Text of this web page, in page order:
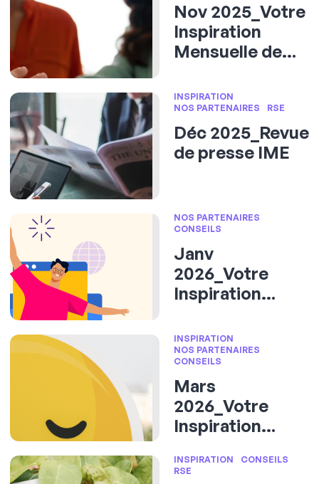
Nov 2025_Votre
Inspiration
Mensuelle de
INSPIRATION
NOS PARTENAIRES
RSE
Déc 2025_Revue
de presse IME
NOS PARTENAIRES
CONSEILS
Janv
2026_Votre
Inspiration
l'Evénementiel
INSPIRATION
NOS PARTENAIRES
CONSEILS
Mars
2026_Votre
Inspiration
l'Evénementiel
INSPIRATION
CONSEILS
RSE